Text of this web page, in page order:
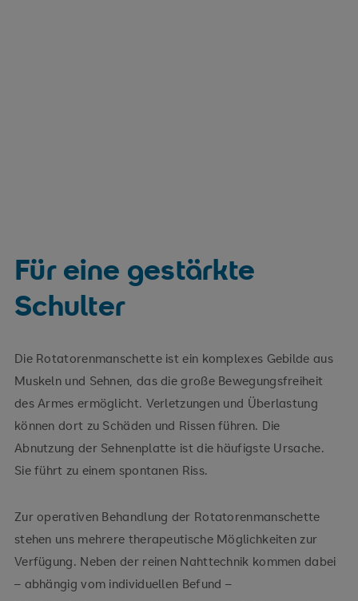
Für eine gestärkte
Schulter
Die Rotatorenmanschette ist ein komplexes Gebilde aus
Muskeln und Sehnen, das die große Bewegungsfreiheit
des Armes ermöglicht. Verletzungen und Überlastung
können dort zu Schäden und Rissen führen. Die
Abnutzung der Sehnenplatte ist die häufigste Ursache.
Sie führt zu einem spontanen Riss.
Zur operativen Behandlung der Rotatorenmanschette
stehen uns mehrere therapeutische Möglichkeiten zur
Verfügung. Neben der reinen Nahttechnik kommen dabei
– abhängig vom individuellen Befund –